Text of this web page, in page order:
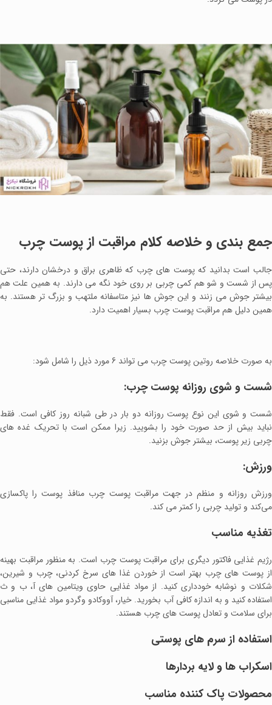
جمع بندی و خلاصه کلام مراقبت از پوست چرب
جالب است بدانید که پوست های چرب که ظاهری براق و درخشان دارند، حتی
پس از شست و شو هم کمی چربی بر روی خود نگه می دارند. به همین علت هم
بیشتر جوش می زنند و این جوش ها نیز متاسفانه ملتهب و بزرگ تر هستند. به
همین دلیل هم مراقبت پوست چرب بسیار اهمیت دارد.
به صورت خلاصه روتین پوست چرب می تواند 6 مورد ذیل را شامل شود:
شست و شوی روزانه پوست چرب:
شست و شوی این نوع پوست روزانه دو بار در طی شبانه روز کافی است. فقط
نباید بیش از حد صورت خود را بشویید. زیرا ممکن است با تحریک غده های
چربی زیر پوست، بیشتر جوش بزنید.
ورزش:
ورزش روزانه و منظم در جهت مراقبت پوست چرب منافذ پوست را پاکسازی
می‌کند و تولید چربی را کمتر می کند.
تغذیه مناسب
رژیم غذایی فاکتور دیگری برای مراقبت پوست چرب است. به منظور مراقبت بهینه
از پوست های چرب بهتر است از خوردن غذا های سرخ کردنی، چرب و شیرین،
شکلات و نوشابه‌ خودداری کنید. از مواد غذایی حاوی ویتامین ‌های آ، ب و ث
استفاده کنید و به ‌اندازه کافی آب بخورید. خیار، آووکادو وگردو مواد غذایی مناسبی
برای سلامت و تعادل پوست های چرب هستند.
استفاده از سرم های پوستی
اسکراب ها و لایه بردارها
محصولات پاک کننده مناسب